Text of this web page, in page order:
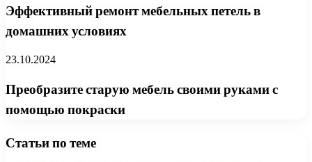
Эффективный ремонт мебельных петель в
домашних условиях
23.10.2024
Преобразите старую мебель своими руками с
помощью покраски
Статьи по теме